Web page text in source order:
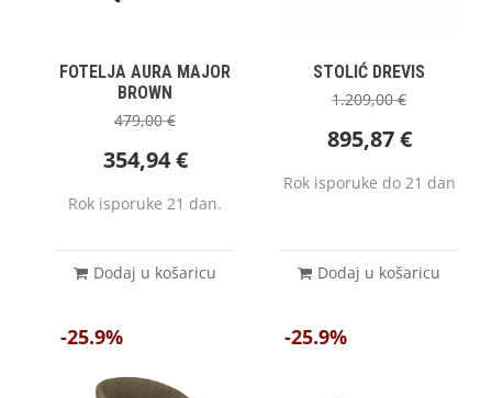
FOTELJA AURA MAJOR
BROWN
479,00€
354,94€
Rok isporuke 21 dan.
Dodaj u košaricu
STOLIĆ DREVIS
1.209,00€
895,87€
Rok isporuke do 21 dan
Dodaj u košaricu
-25.9% -25.9%